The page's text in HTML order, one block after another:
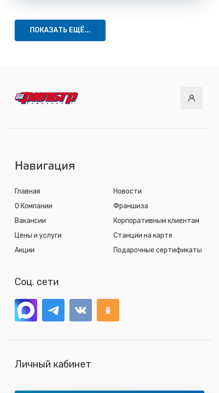
ПОКАЗАТЬ ЕЩЁ...
Навигация
Главная
О Компании
Вакансии
Цены и услуги
Акции
Новости
Франшиза
Корпоративным клиентам
Станции на карте
Подарочные сертификаты
Соц. сети
Личный кабинет